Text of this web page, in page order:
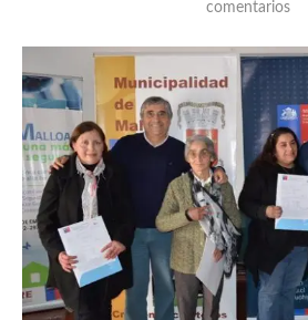
comentarios